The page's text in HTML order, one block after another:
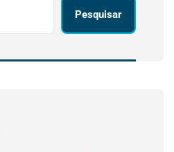
Pesquisar